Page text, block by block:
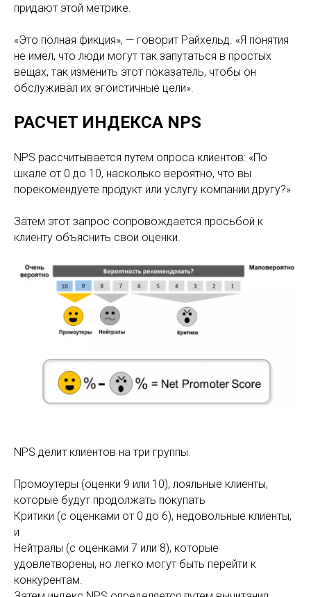
придают этой метрике.
«Это полная фикция», — говорит Райхельд. «Я понятия
не имел, что люди могут так запутаться в простых
вещах, так изменить этот показатель, чтобы он
обслуживал их эгоистичные цели».
РАСЧЕТ ИНДЕКСА NPS
NPS рассчитывается путем опроса клиентов: «По
шкале от 0 до 10, насколько вероятно, что вы
порекомендуете продукт или услугу компании другу?»
Затем этот запрос сопровождается просьбой к
клиенту объяснить свои оценки.
NPS делит клиентов на три группы:
Промоутеры (оценки 9 или 10), лояльные клиенты,
которые будут продолжать покупать
Критики (с оценками от 0 до 6), недовольные клиенты,
и
Нейтралы (с оценками 7 или 8), которые
удовлетворены, но легко могут быть перейти к
конкурентам.